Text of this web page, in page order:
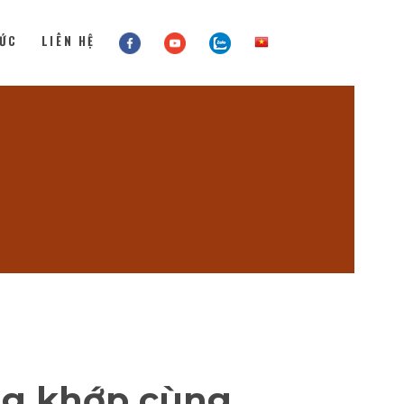
LIÊN HỆ